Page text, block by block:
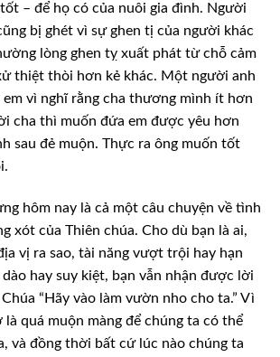
– để họ có của nuôi gia đình. Người
bị ghét vì sự ghen tị của người khác
lòng ghen tỵ xuất phát từ chỗ cảm
thiệt thòi hơn kẻ khác. Một người anh
vì nghĩ rằng cha thương mình ít hơn
cha thì muốn đứa em được yêu hơn
sau đẻ muộn. Thực ra ông muốn tốt
hôm nay là cả một câu chuyện về tình
xót của Thiên chúa. Cho dù bạn là ai,
vị ra sao, tài năng vượt trội hay hạn
hay suy kiệt, bạn vẫn nhận được lời
“Hãy vào làm vườn nho cho ta.” Vì
là quá muộn màng để chúng ta có thể
và đồng thời bất cứ lúc nào chúng ta